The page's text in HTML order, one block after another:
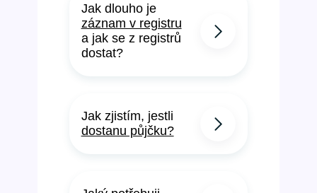
Jak dlouho je
záznam v registru
a jak se z registrů
dostat?
Jak zjistím, jestli
dostanu půjčku?